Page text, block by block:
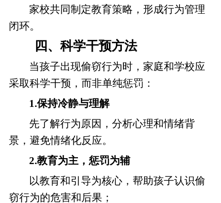
家校共同制定教育策略，形成行为管理
闭环。
四、科学干预方法
当孩子出现偷窃行为时，家庭和学校应
采取科学干预，而非单纯惩罚：
1.保持冷静与理解
先了解行为原因，分析心理和情绪背
景，避免情绪化反应。
2.教育为主，惩罚为辅
以教育和引导为核心，帮助孩子认识偷
窃行为的危害和后果；